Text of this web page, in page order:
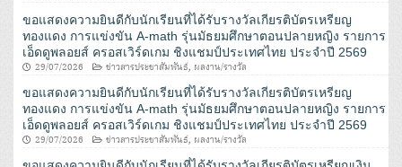
ขอแสดงความยินดีกับนักเรียนที่ได้รับรางวัลเกียรติบัตรเหรียญ
ทองแดง การแข่งขัน A-math รุ่นมัธยมศึกษาตอนปลายหญิง รายการ
เอ็ดดูพลอยส์ ครอสเวิร์ดเกม ชิงแชมป์ประเทศไทย ประจําปี 2569
29/07/2026
ข่าวสารประชาสัมพันธ์, ผลงาน/รางวัล
ขอแสดงความยินดีกับนักเรียนที่ได้รับรางวัลเกียรติบัตรเหรียญ
ทองแดง การแข่งขัน A-math รุ่นมัธยมศึกษาตอนปลายหญิง รายการ
เอ็ดดูพลอยส์ ครอสเวิร์ดเกม ชิงแชมป์ประเทศไทย ประจําปี 2569
29/07/2026
ข่าวสารประชาสัมพันธ์, ผลงาน/รางวัล